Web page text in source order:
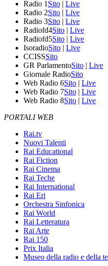
Radio 1 Sito | Live
Radio 2Sito | Live
Radio 3Sito | Live
Radiofd4Sito | Live
Radiofd5Sito | Live
IsoradioSito | Live
CCISSSito
GR ParlamentoSito | Live
Giornale RadioSito
Web Radio 6Sito | Live
Web Radio 7Sito | Live
Web Radio 8Sito | Live
PORTALI WEB
Rai.tv
Nuovi Talenti
Rai Educational
Rai Fiction
Rai Cinema
Rai Teche
Rai International
Rai Eri
Orchestra Sinfonica
Rai World
Rai Letteratura
Rai Arte
Rai 150
Prix Italia
Museo della radio e della